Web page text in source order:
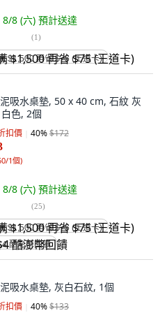
8/8 (六) 預計送達
(1)
$1,500 再省 $75 (王道卡)
吸水桌墊, 50 x 40 cm, 石紋 灰
色, 2個
扣價 40%$172
1個)
8/8 (六) 預計送達
(25)
$1,500 再省 $75 (王道卡)
酷澎幣回饋
吸水桌墊, 灰白石紋, 1個
扣價 40%$133